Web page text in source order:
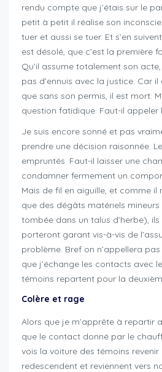
rendu compte que j’étais sur le
petit à petit il réalise son
tuer et aussi se tuer. Et s’en
est désolé, que c’est la première
Qu’il assume totalement son
pas d’ennuis avec la justice. Car
que sans son permis, il est mort.
question fatidique. Faut-il appeler
Je suis encore sonné et pas
prendre une décision raisonnée.
empruntés. Faut-il laisser une
condamner fermement un
Mais de fil en aiguille, et comme il
que des dégâts matériels
tombée dans un talus d’herbe), ils
porteront garant vis-à-vis de
problème. Bref on n’appellera
que j’échange les contacts avec
témoins repartent pour la
Colère et rage
Alors que je m’apprête à repartir
que le contact donné par le
vois la voiture des témoins revenir
redescendent et reviennent vers